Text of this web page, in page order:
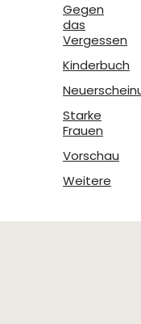
Gegen
das
Vergessen
Kinderbuch
Starke
Frauen
Vorschau
Weitere